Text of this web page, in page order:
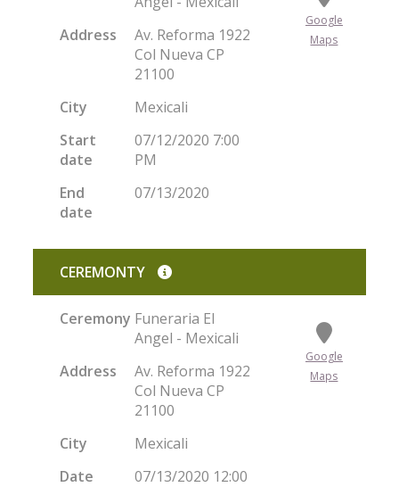
Address
Av. Reforma 1922
Col Nueva CP
21100
City
Mexicali
Start
date
07/12/2020 7:00
PM
End
date
07/13/2020
Google
Maps
CEREMONTY
Ceremony Funeraria El
Angel - Mexicali
Address
Av. Reforma 1922
Col Nueva CP
21100
City
Mexicali
Date
07/13/2020 12:00
Google
Maps